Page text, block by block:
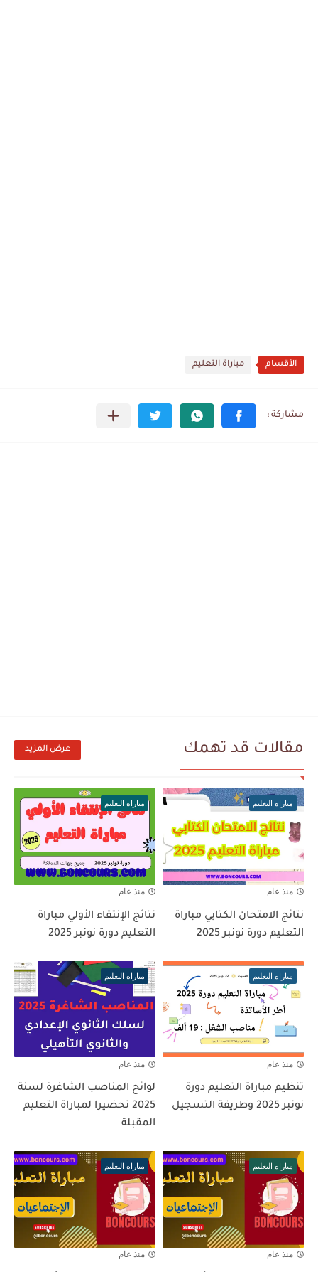
الأقسام مباراة التعليم
مقالات قد تهمك عرض المزيد
مباراة التعليم
منذ عام
نتائج الامتحان الكتابي مباراة
التعليم دورة نونبر 2025
مباراة التعليم
منذ عام
نتائج الإنتقاء الأولي مباراة
التعليم دورة نونبر 2025
مباراة التعليم
منذ عام
تنظيم مباراة التعليم دورة
نونبر 2025 وطريقة التسجيل
مباراة التعليم
منذ عام
لوائح المناصب الشاغرة لسنة
2025 تحضيرا لمباراة التعليم
المقبلة
مباراة التعليم
منذ عام
مباراة التعليم
منذ عام